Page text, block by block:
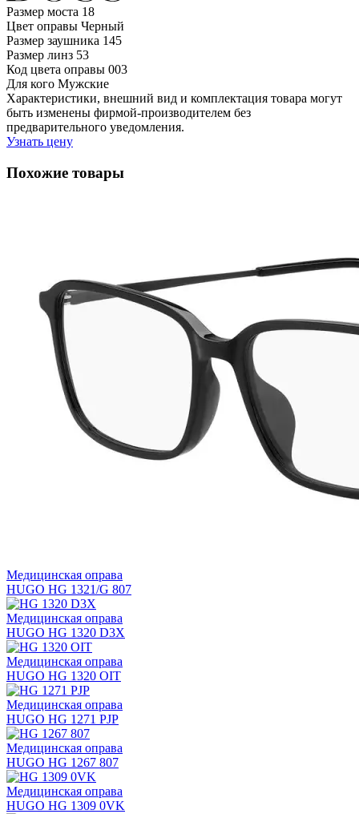
Размер моста 18
Цвет оправы Черный
Размер заушника 145
Размер линз 53
Код цвета оправы 003
Для кого Мужские
Характеристики, внешний вид и комплектация товара могут
быть изменены фирмой-производителем без
предварительного уведомления.
Узнать цену
Похожие товары
Медицинская оправа
HUGO HG 1321/G 807
Медицинская оправа
HUGO HG 1320 D3X
Медицинская оправа
HUGO HG 1320 OIT
Медицинская оправа
HUGO HG 1271 PJP
Медицинская оправа
HUGO HG 1267 807
Медицинская оправа
HUGO HG 1309 0VK